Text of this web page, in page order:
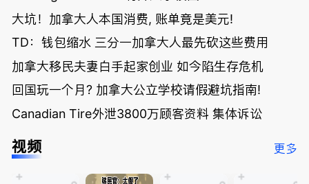
大坑！加拿大人本国消费, 账单竟是美元!
TD：钱包缩水 三分一加拿大人最先砍这些费用
加拿大移民夫妻白手起家创业 如今陷生存危机
回国玩一个月? 加拿大公立学校请假避坑指南!
Canadian Tire外泄3800万顾客资料 集体诉讼
视频 更多